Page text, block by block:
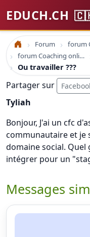
EDUCH.CH
Accueil Forum
forum Coaching online formation professionelle emploi education
Ou travailler ???
Partager sur
Tyliah
Bonjour, J'ai un cfc
communautaire et je
domaine social.
intégrer pour un
Messages